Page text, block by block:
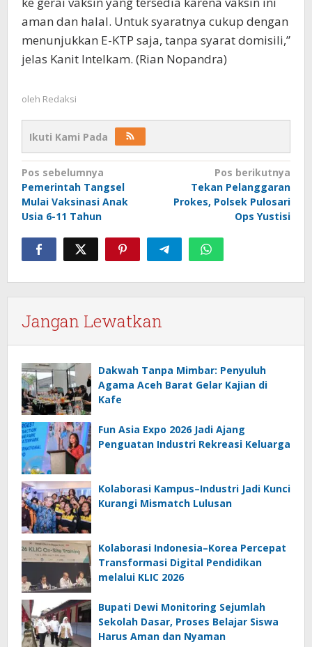
aman dan halal. Untuk syaratnya cukup dengan
menunjukkan E-KTP saja, tanpa syarat domisili,”
jelas Kanit Intelkam. (Rian Nopandra)
oleh Redaksi
Ikuti Kami Pada
Navigasi
pos
Pos sebelumnya
Pemerintah Tangsel
Mulai Vaksinasi Anak
Usia 6-11 Tahun
Pos berikutnya
Tekan Pelanggaran
Prokes, Polsek Pulosari
Ops Yustisi
Jangan Lewatkan
Dakwah Tanpa Mimbar: Penyuluh
Agama Aceh Barat Gelar Kajian di
Kafe
Fun Asia Expo 2026 Jadi Ajang
Penguatan Industri Rekreasi Keluarga
Kolaborasi Kampus–Industri Jadi Kunci
Kurangi Mismatch Lulusan
Kolaborasi Indonesia–Korea Percepat
Transformasi Digital Pendidikan
melalui KLIC 2026
Bupati Dewi Monitoring Sejumlah
Sekolah Dasar, Proses Belajar Siswa
Harus Aman dan Nyaman